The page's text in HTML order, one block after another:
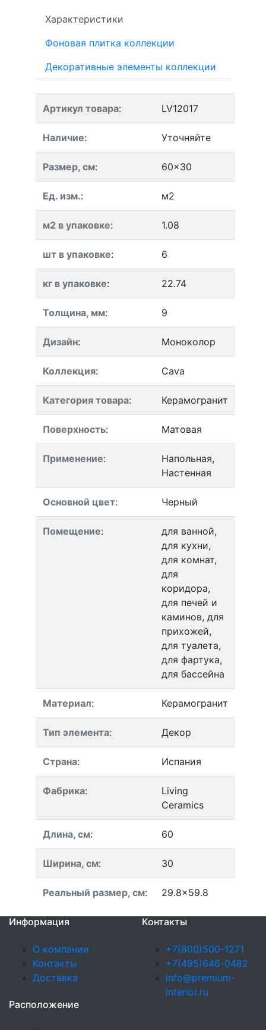
Характеристики
Фоновая плитка коллекции
Декоративные элементы коллекции
Артикул товара: LV12017
Наличие: Уточняйте
Размер, см: 60x30
Ед. изм.: м2
м2 в упаковке: 1.08
шт в упаковке: 6
кг в упаковке: 22.74
Толщина, мм: 9
Дизайн: Моноколор
Коллекция: Cava
Категория товара: Керамогранит
Поверхность: Матовая
Применение:
Напольная,
Настенная
Основной цвет: Черный
Помещение:
для ванной,
для кухни,
для комнат,
для
коридора,
для печей и
каминов, для
прихожей,
для туалета,
для фартука,
для бассейна
Материал: Керамогранит
Тип элемента: Декор
Страна: Испания
Фабрика:
Living
Ceramics
Длина, см: 60
Ширина, см: 30
Реальный размер, см: 29.8x59.8
Информация
О компании
Контакты
Доставка
Контакты
+7(800)500-1271
+7(495)646-0482
info@premium-
interior.ru
Расположение